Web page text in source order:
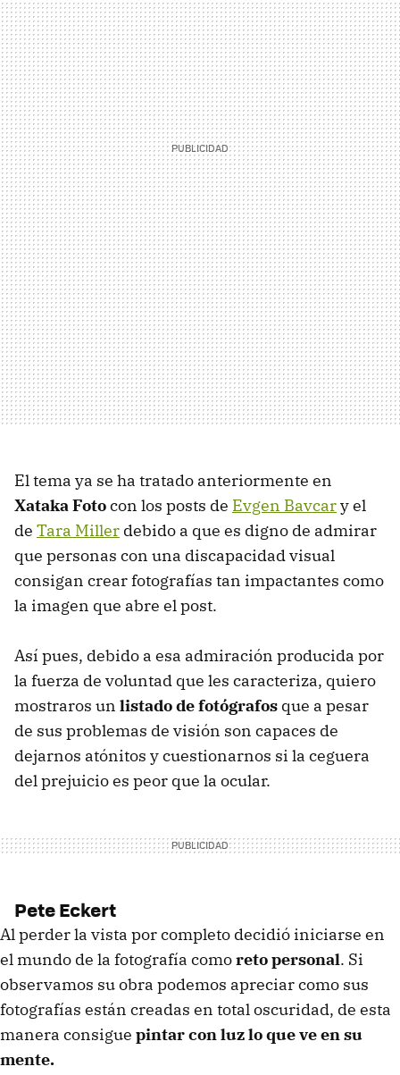
El tema ya se ha tratado anteriormente en
Xataka Fotocon los posts de Evgen Bavcary el
de Tara Miller debido a que es digno de admirar
que personas con una discapacidad visual
consigan crear fotografías tan impactantes como
la imagen que abre el post.
Así pues, debido a esa admiración producida por
la fuerza de voluntad que les caracteriza, quiero
mostraros un listado de fotógrafos que a pesar
de sus problemas de visión son capaces de
dejarnos atónitos y cuestionarnos si la ceguera
del prejuicio es peor que la ocular.
Pete Eckert
Al perder la vista por completo decidió iniciarse en
el mundo de la fotografía comoreto personal. Si
observamos su obra podemos apreciar como sus
fotografías están creadas en total oscuridad, de esta
manera consigue pintar con luz lo que ve en su
mente.